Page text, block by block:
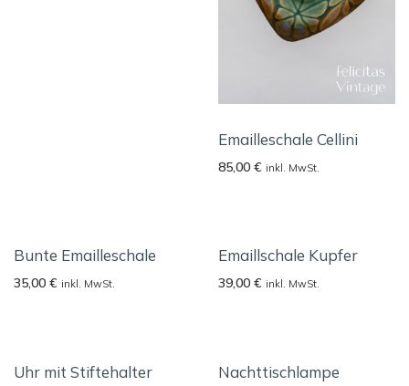
Emailleschale Cellini
85,00 € inkl. MwSt.
Bunte Emailleschale
35,00 € inkl. MwSt.
Emaillschale Kupfer
39,00 € inkl. MwSt.
Uhr mit Stiftehalter
Nachttischlampe